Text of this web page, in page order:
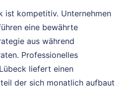
ist kompetitiv. Unternehmen
eine bewährte
aus während
Professionelles
liefert einen
der sich monatlich aufbaut